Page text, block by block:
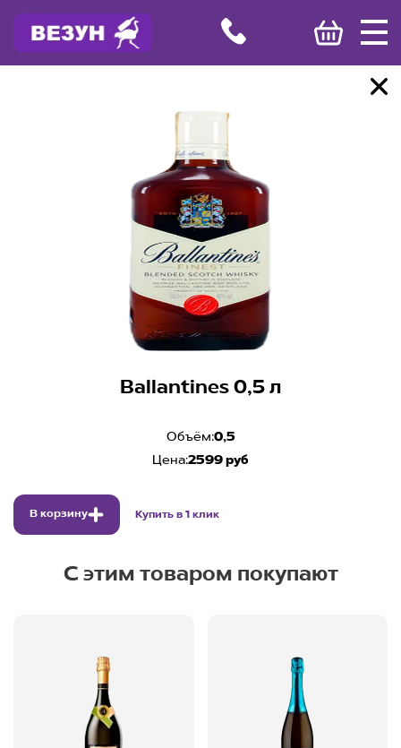
Ballantines 0,5 л
Объём:0,5
Цена:2599 руб
В корзину Купить в 1 клик
С этим товаром покупают